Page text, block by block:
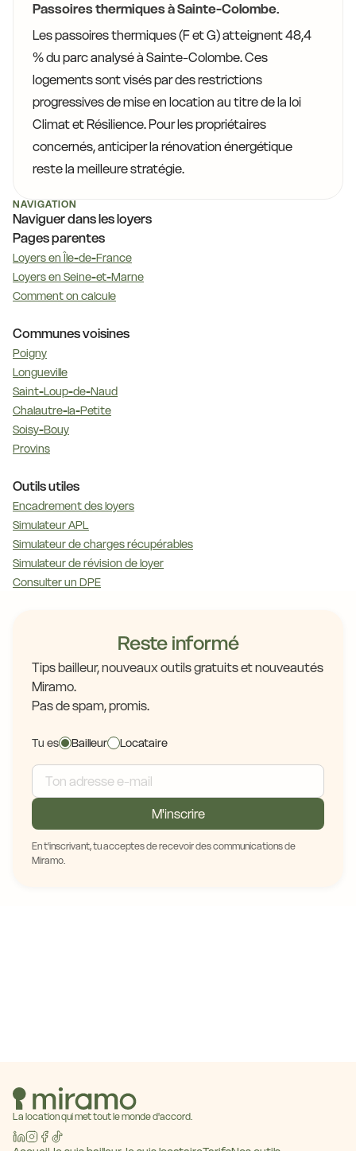
Passoires thermiques à Sainte-Colombe.
Les passoires thermiques (F et G) atteignent 48,4
% du parc analysé à Sainte-Colombe. Ces
logements sont visés par des restrictions
progressives de mise en location au titre de la loi
Climat et Résilience. Pour les propriétaires
concernés, anticiper la rénovation énergétique
reste la meilleure stratégie.
NAVIGATION
Naviguer dans les loyers
Pages parentes
Loyers en Île-de-France
Loyers en Seine-et-Marne
Comment on calcule
Communes voisines
Poigny
Longueville
Saint-Loup-de-Naud
Chalautre-la-Petite
Soisy-Bouy
Provins
Outils utiles
Encadrement des loyers
Simulateur APL
Simulateur de charges récupérables
Simulateur de révision de loyer
Consulter un DPE
Reste informé
Tips bailleur, nouveaux outils gratuits et nouveautés
Miramo.
Pas de spam, promis.
Tu es Bailleur Locataire
M'inscrire
En t'inscrivant, tu acceptes de recevoir des communications de
Miramo.
La location qui met tout le monde d'accord.